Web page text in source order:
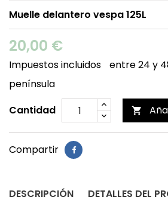
Muelle delantero vespa 125L
20,00 €
Impuestos incluidos
entre 24 y
península
Cantidad

Compartir
DESCRIPCIÓN DETALLES DEL